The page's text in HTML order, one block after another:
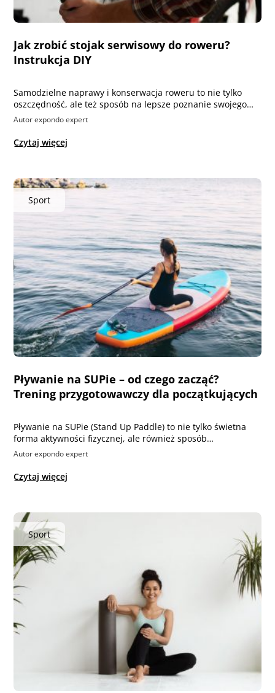
Jak zrobić stojak serwisowy do roweru?
Instrukcja DIY
Samodzielne naprawy i konserwacja roweru to nie tylko
oszczędność, ale też sposób na lepsze poznanie swojego…
Autor expondo expert
Czytaj więcej
Sport
Pływanie na SUPie – od czego zacząć?
Trening przygotowawczy dla początkujących
Pływanie na SUPie (Stand Up Paddle) to nie tylko świetna
forma aktywności fizycznej, ale również sposób…
Autor expondo expert
Czytaj więcej
Sport